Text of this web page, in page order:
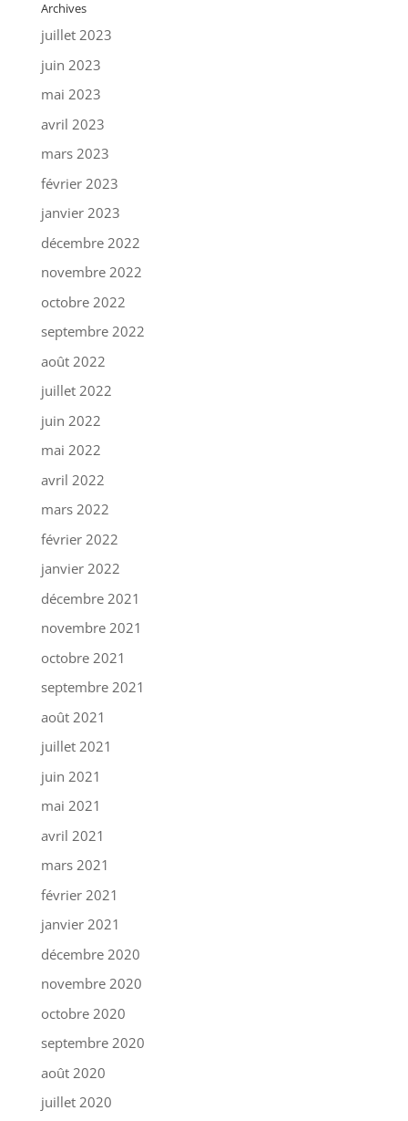
Archives
juillet 2023
juin 2023
mai 2023
avril 2023
mars 2023
février 2023
janvier 2023
décembre 2022
novembre 2022
octobre 2022
septembre 2022
août 2022
juillet 2022
juin 2022
mai 2022
avril 2022
mars 2022
février 2022
janvier 2022
décembre 2021
novembre 2021
octobre 2021
septembre 2021
août 2021
juillet 2021
juin 2021
mai 2021
avril 2021
mars 2021
février 2021
janvier 2021
décembre 2020
novembre 2020
octobre 2020
septembre 2020
août 2020
juillet 2020